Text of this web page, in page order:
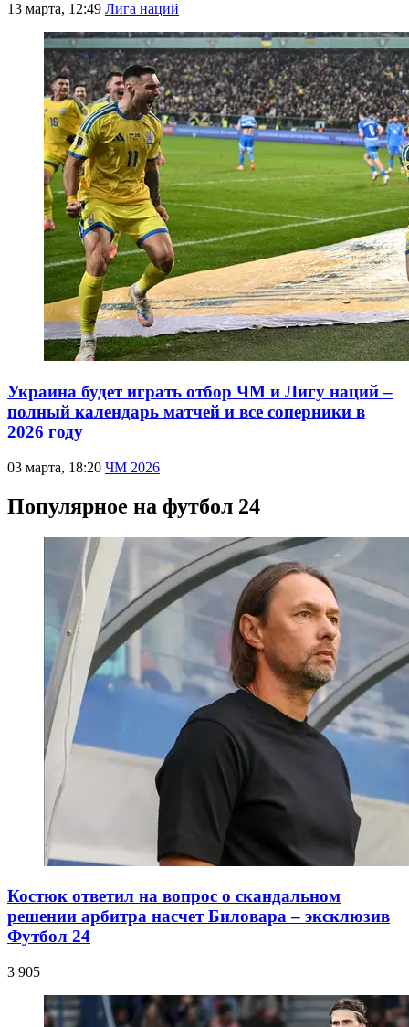
13 марта, 12:49 Лига наций
Украина будет играть отбор ЧМ и Лигу наций –
полный календарь матчей и все соперники в
2026 году
03 марта, 18:20 ЧМ 2026
Популярное на футбол 24
Костюк ответил на вопрос о скандальном
решении арбитра насчет Биловара – эксклюзив
Футбол 24
3 905